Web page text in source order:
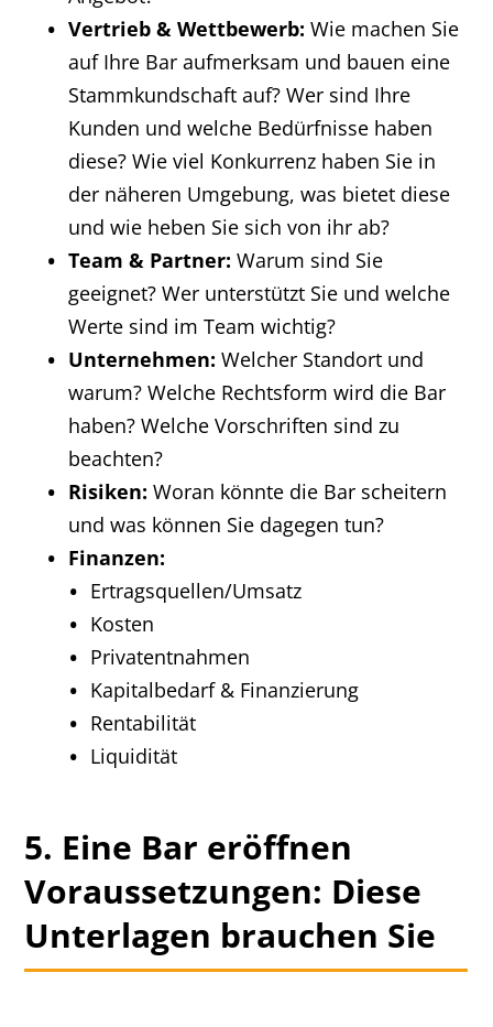
Vertrieb & Wettbewerb: Wie machen Sie
auf Ihre Bar aufmerksam und bauen eine
Stammkundschaft auf? Wer sind Ihre
Kunden und welche Bedürfnisse haben
diese? Wie viel Konkurrenz haben Sie in
der näheren Umgebung, was bietet diese
und wie heben Sie sich von ihr ab?
Team & Partner: Warum sind Sie
geeignet? Wer unterstützt Sie und welche
Werte sind im Team wichtig?
Unternehmen: Welcher Standort und
warum? Welche Rechtsform wird die Bar
haben? Welche Vorschriften sind zu
beachten?
Risiken: Woran könnte die Bar scheitern
und was können Sie dagegen tun?
Finanzen:
Ertragsquellen/Umsatz
Kosten
Privatentnahmen
Kapitalbedarf & Finanzierung
Rentabilität
Liquidität
5. Eine Bar eröffnen
Voraussetzungen: Diese
Unterlagen brauchen Sie